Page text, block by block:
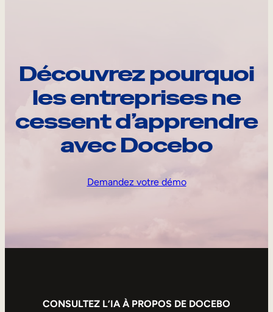
Découvrez pourquoi
les entreprises ne
cessent d’apprendre
avec Docebo
Demandez votre démo
CONSULTEZ L’IA À PROPOS DE DOCEBO